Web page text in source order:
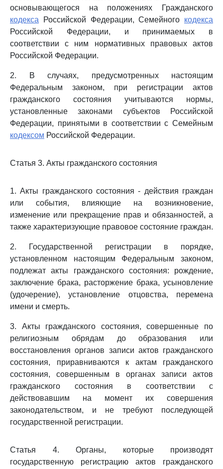
основывающегося на положениях Гражданского
кодекса Российской Федерации, Семейного кодекса
Российской Федерации, и принимаемых в
соответствии с ним нормативных правовых актов
Российской Федерации.
2. В случаях, предусмотренных настоящим
Федеральным законом, при регистрации актов
гражданского состояния учитываются нормы,
установленные законами субъектов Российской
Федерации, принятыми в соответствии с Семейным
кодексом Российской Федерации.
Статья 3. Акты гражданского состояния
1. Акты гражданского состояния - действия граждан
или события, влияющие на возникновение,
изменение или прекращение прав и обязанностей, а
также характеризующие правовое состояние граждан.
2. Государственной регистрации в порядке,
установленном настоящим Федеральным законом,
подлежат акты гражданского состояния: рождение,
заключение брака, расторжение брака, усыновление
(удочерение), установление отцовства, перемена
имени и смерть.
3. Акты гражданского состояния, совершенные по
религиозным обрядам до образования или
восстановления органов записи актов гражданского
состояния, приравниваются к актам гражданского
состояния, совершенным в органах записи актов
гражданского состояния в соответствии с
действовавшим на момент их совершения
законодательством, и не требуют последующей
государственной регистрации.
Статья 4. Органы, которые производят
государственную регистрацию актов гражданского